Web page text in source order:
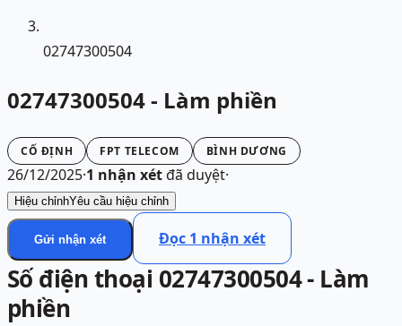
02747300504
02747300504 - Làm phiền
CỐ ĐỊNH FPT TELECOM BÌNH DƯƠNG
26/12/2025·1 nhận xétđã duyệt·
Hiệu chỉnhYêu cầu hiệu chỉnh
Gửi nhận xét Đọc 1 nhận xét
Số điện thoại 02747300504 - Làm
phiền